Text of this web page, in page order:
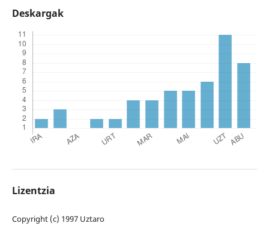
Deskargak
Lizentzia
Copyright (c) 1997 Uztaro